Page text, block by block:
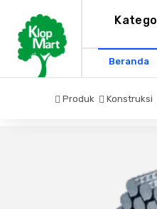
Beranda
Kategori
Produk
Arsitektur
Produk Konstruksi